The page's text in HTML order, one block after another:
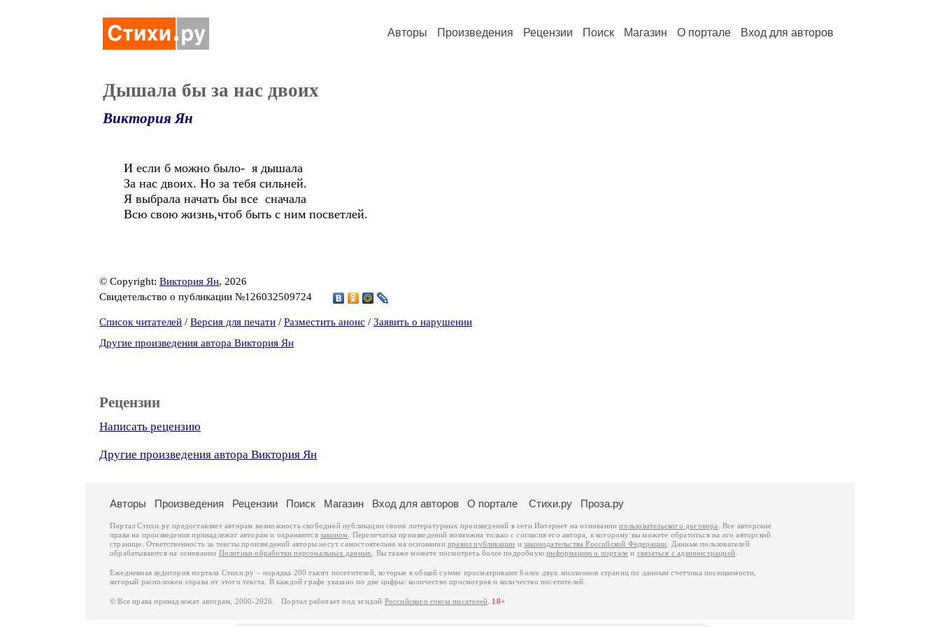
Авторы Произведения Рецензии Поиск Магазин О портале Вход для авторов
Дышала бы за нас двоих
Виктория Ян
И если б можно было- я дышала
За нас двоих. Но за тебя сильней.
Я выбрала начать бы все сначала
Всю свою жизнь,чтоб быть с ним посветлей.
© Copyright: Виктория Ян, 2026
Свидетельство о публикации №126032509724
Список читателей / Версия для печати / Разместить анонс / Заявить о нарушении
Другие произведения автора Виктория Ян
Рецензии
Написать рецензию
Другие произведения автора Виктория Ян
Авторы Произведения Рецензии Поиск Магазин Вход для авторов О портале Стихи.ру Проза.ру
Портал Стихи.ру предоставляет авторам возможность свободной публикации своих литературных произведений в сети Интернет на основаниипользовательского договора
. Все авторские
права на произведения принадлежат авторам и охраняются законом . Перепечатка произведений возможна только с согласия его автора, к которому вы можете обратиться на его авторской
странице. Ответственность за тексты произведений авторы несут самостоятельно на основанииправил публикации изаконодательства Российской Федерации . Данные пользователей
обрабатываются на основании Политики обработки персональных данных . Вы также можете посмотреть более подробнуюинформацию о портале и связаться с администрацией
Ежедневная аудитория портала Стихи.ру – порядка 200 тысяч посетителей, которые в общей сумме просматривают более двух миллионов страниц по данным счетчика посещаемости,
который расположен справа от этого текста. В каждой графе указано по две цифры: количество просмотров и количество посетителей.
© Все права принадлежат авторам, 2000-2026. Портал работает под эгидой Российского союза писателей 18+